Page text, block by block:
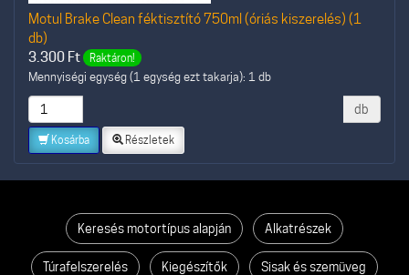
Motul Brake Clean féktisztító 750ml (óriás kiszerelés) (1
db)
3.300 Ft Raktáron!
Mennyiségi egység (1 egység ezt takarja): 1 db
db
Kosárba Részletek
Keresés motortípus alapján Alkatrészek
Túrafelszerelés Kiegészítők Sisak és szemüveg